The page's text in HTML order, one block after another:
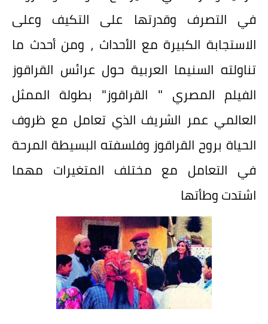
في التصرف وقدرتها على التكيف وعلى
الاستجابة الكبيرة مع الأحداث ، ومن أحدث ما
تناولته السنيما العربية حول عرائس القراقوز
الفيلم المصري " القراقوز" بطولة الممثل
العالمي عمر الشريف الذي تعامل مع ظروف
الحياة بروح القراقوز وفلسفته البسيطة المرحة
في التعامل مع مختلف المتغيرات مهما
اشتدت وطأتها